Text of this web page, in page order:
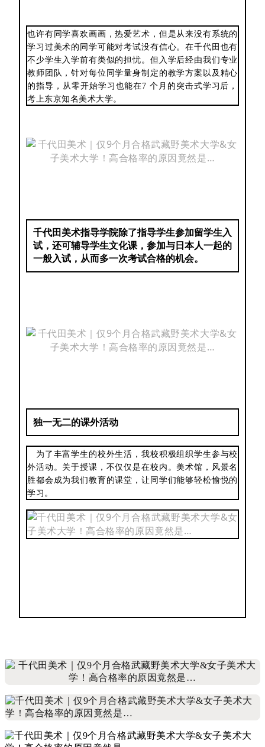
也许有同学喜欢画画，热爱艺术，但是从来没有系统的
学习过美术的同学可能对考试没有信心。在千代田也有
不少学生入学前有类似的担忧。但入学后经由我们专业
教师团队，针对每位同学量身制定的教学方案以及精心
的指导，从零开始学习也能在7 个月的突击式学习后，
考上东京知名美术大学。
千代田美术指导学院除了指导学生参加留学生入
试，还可辅导学生文化课，参加与日本人一起的
一般入试，从而多一次考试合格的机会。
独一无二的课外活动
为了丰富学生的校外生活，我校积极组织学生参与校
外活动。关于授课，不仅仅是在校内。美术馆，风景名
胜都会成为我们教育的课堂，让同学们能够轻松愉悦的
学习。